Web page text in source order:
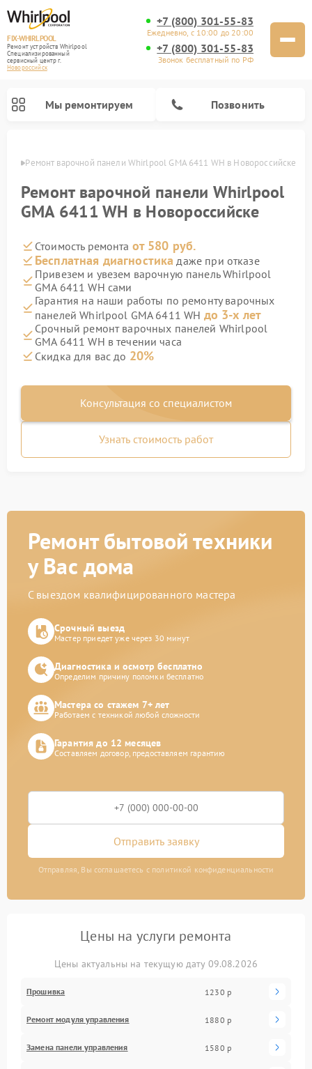
FIX-WHIRLPOOL
Ремонт устройств Whirlpool
Специализированный
cервисный центр г.
Новороссийск
+7 (800) 301-55-83
Ежедневно, с 10:00 до 20:00
+7 (800) 301-55-83
Звонок бесплатный по РФ
Мы ремонтируем Позвонить
Ремонт варочной панели Whirlpool GMA 6411 WH в Новороссийске
Ремонт варочной панели Whirlpool
GMA 6411 WH в Новороссийске
Стоимость ремонта от 580 руб.
Бесплатная диагностика даже при отказе
Привезем и увезем варочную панель Whirlpool
GMA 6411 WH сами
Гарантия на наши работы по ремонту варочных
панелей Whirlpool GMA 6411 WH до 3-х лет
Срочный ремонт варочных панелей Whirlpool
GMA 6411 WH в течении часа
Скидка для вас до 20%
Консультация со специалистом
Узнать стоимость работ
Ремонт бытовой техники
у Вас дома
С выездом квалифицированного мастера
Срочный выезд
Мастер приедет уже через 30 минут
Диагностика и осмотр бесплатно
Определим причину поломки бесплатно
Мастера со стажем 7+ лет
Работаем с техникой любой сложности
Гарантия до 12 месяцев
Составляем договор, предоставляем гарантию
Отправить заявку
Отправляя, Вы соглашаетесь с политикой конфиденциальности
Цены на услуги ремонта
Цены актуальны на текущую дату 09.08.2026
Прошивка 1230 р
Ремонт модуля управления 1880 р
Замена панели управления 1580 р